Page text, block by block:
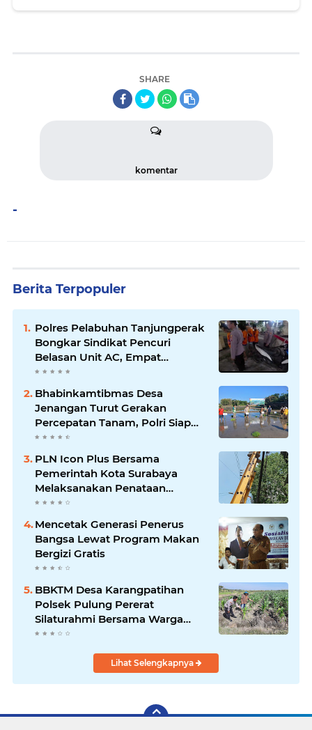
SHARE
komentar
-
Berita Terpopuler
Polres Pelabuhan Tanjungperak
Bongkar Sindikat Pencuri
Belasan Unit AC, Empat
Tersangka Diamankan
Bhabinkamtibmas Desa
Jenangan Turut Gerakan
Percepatan Tanam, Polri Siap
Kawal Swasembada Pangan
Kabupaten Ponorogo
PLN Icon Plus Bersama
Pemerintah Kota Surabaya
Melaksanakan Penataan
Jaringan Di Area Kota Lama
Mencetak Generasi Penerus
Bangsa Lewat Program Makan
Bergizi Gratis
BBKTM Desa Karangpatihan
Polsek Pulung Pererat
Silaturahmi Bersama Warga
Wujudkan Kamtibmas yang
Lihat Selengkapnya